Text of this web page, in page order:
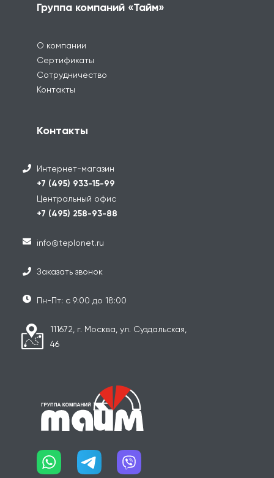
Группа компаний «Тайм»
О компании
Сертификаты
Сотрудничество
Контакты
Контакты
Интернет-магазин
+7 (495) 933-15-99
Центральный офис
+7 (495) 258-93-88
info@teplonet.ru
Заказать звонок
Пн-Пт: с 9:00 до 18:00
111672, г. Москва, ул. Суздальская,
46